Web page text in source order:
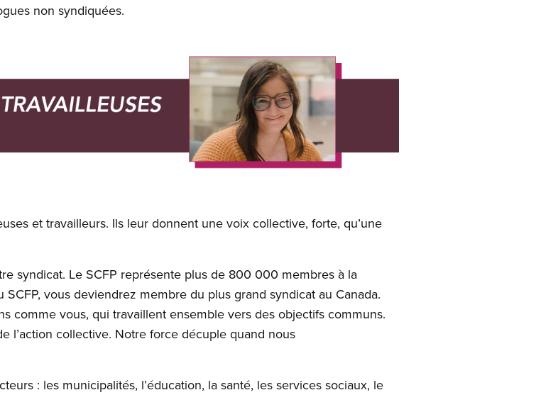
non syndiquées.
et travailleurs. Ils leur donnent une voix collective, forte, qu’une
syndicat. Le SCFP représente plus de 800 000 membres à la
vous deviendrez membre du plus grand syndicat au Canada.
comme vous, qui travaillent ensemble vers des objectifs communs.
l’action collective. Notre force décuple quand nous
: les municipalités, l’éducation, la santé, les services sociaux, le